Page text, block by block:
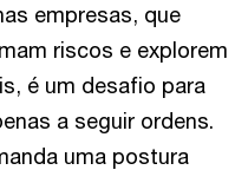
empresas, que
riscos e explorem
é um desafio para
a seguir ordens.
uma postura